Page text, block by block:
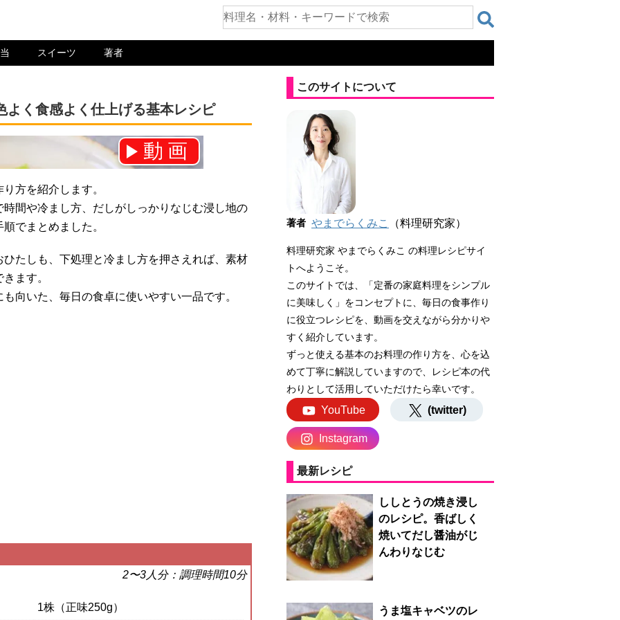
スイーツ 著者
よく食感よく仕上げる基本レシピ
動画
ル登録をお願いします！⇒
方を紹介します。
間や冷まし方、だしがしっかりなじむ浸し地の
でまとめました。
たしも、下処理と冷まし方を押さえれば、素材
ます。
向いた、毎日の食卓に使いやすい一品です。
2〜3人分：調理時間10分
1株（正味250g）
このサイトについて
著者 やまでらくみこ （料理研究家）
料理研究家 やまでらくみこ の料理レシピサイ
トへようこそ。
このサイトでは、「定番の家庭料理をシンプル
に美味しく」をコンセプトに、毎日の食事作り
に役立つレシピを、動画を交えながら分かりや
すく紹介しています。
ずっと使える基本のお料理の作り方を、心を込
めて丁寧に解説していますので、レシピ本の代
わりとして活用していただけたら幸いです。
YouTube (twitter)
Instagram
最新レシピ
ししとうの焼き浸し
のレシピ。香ばしく
焼いてだし醤油がじ
んわりなじむ
うま塩キャベツのレ